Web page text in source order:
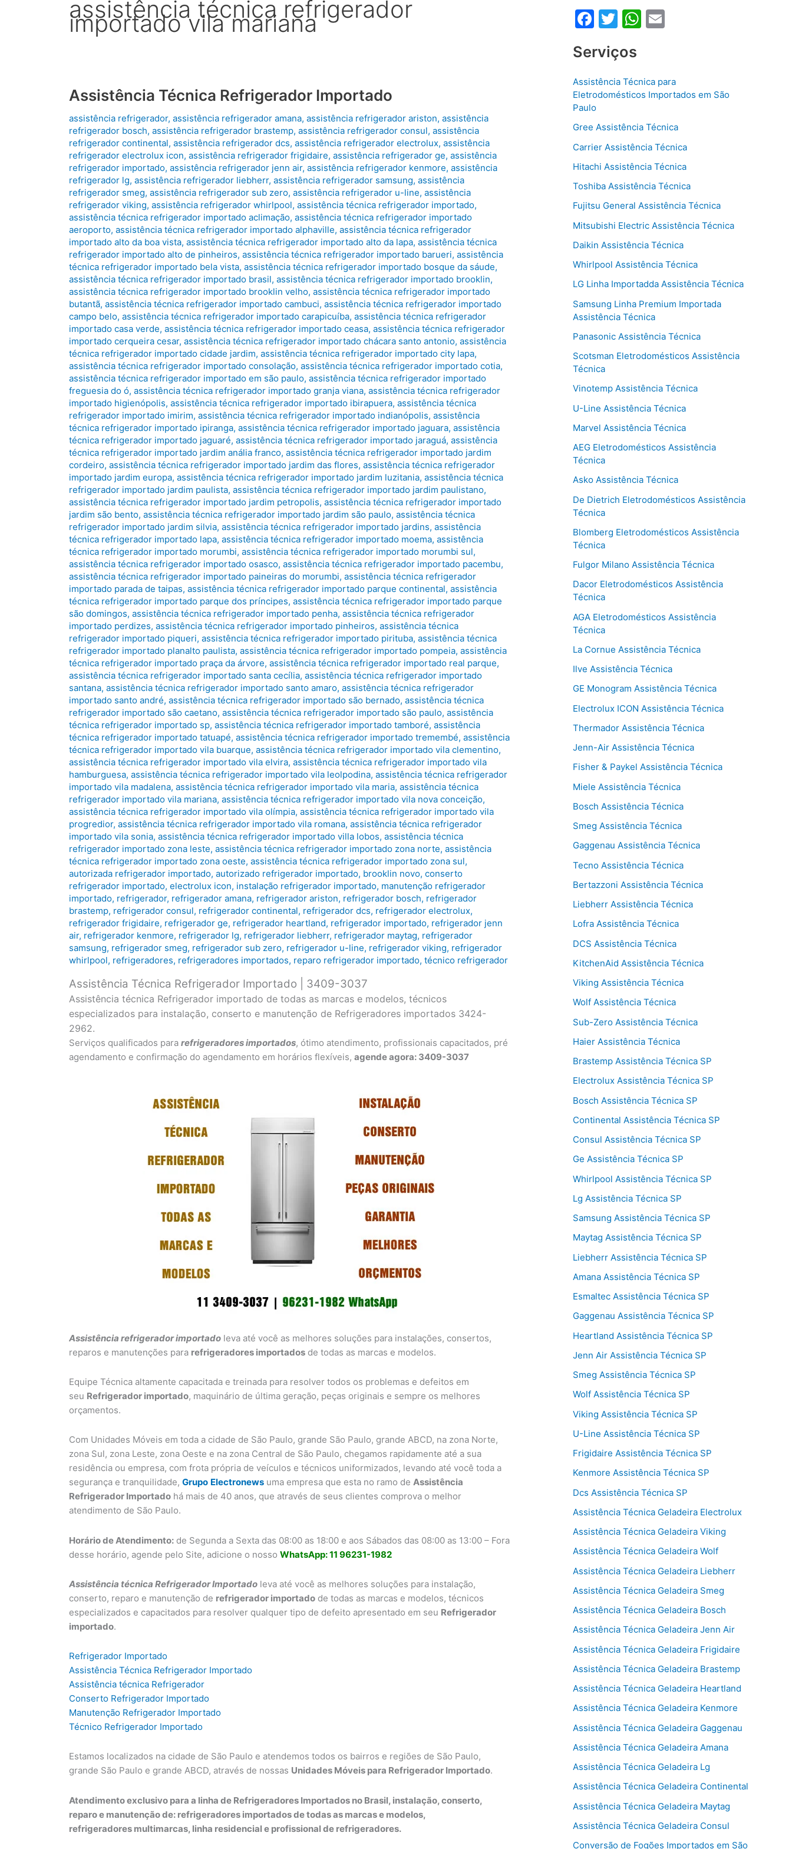
assistência técnica refrigerador
importado vila mariana
Assistência Técnica Refrigerador Importado
assistência refrigerador, assistência refrigerador amana, assistência refrigerador ariston, assistência
refrigerador bosch, assistência refrigerador brastemp, assistência refrigerador consul, assistência
refrigerador continental, assistência refrigerador dcs, assistência refrigerador electrolux, assistência
refrigerador electrolux icon, assistência refrigerador frigidaire, assistência refrigerador ge, assistência
refrigerador importado, assistência refrigerador jenn air, assistência refrigerador kenmore, assistência
refrigerador lg, assistência refrigerador liebherr, assistência refrigerador samsung, assistência
refrigerador smeg, assistência refrigerador sub zero, assistência refrigerador u-line, assistência
refrigerador viking, assistência refrigerador whirlpool, assistência técnica refrigerador importado,
assistência técnica refrigerador importado aclimação, assistência técnica refrigerador importado
aeroporto, assistência técnica refrigerador importado alphaville, assistência técnica refrigerador
importado alto da boa vista, assistência técnica refrigerador importado alto da lapa, assistência técnica
refrigerador importado alto de pinheiros, assistência técnica refrigerador importado barueri, assistência
técnica refrigerador importado bela vista, assistência técnica refrigerador importado bosque da sáude,
assistência técnica refrigerador importado brasil, assistência técnica refrigerador importado brooklin,
assistência técnica refrigerador importado brooklin velho, assistência técnica refrigerador importado
butantã, assistência técnica refrigerador importado cambuci, assistência técnica refrigerador importado
campo belo, assistência técnica refrigerador importado carapicuíba, assistência técnica refrigerador
importado casa verde, assistência técnica refrigerador importado ceasa, assistência técnica refrigerador
importado cerqueira cesar, assistência técnica refrigerador importado chácara santo antonio, assistência
técnica refrigerador importado cidade jardim, assistência técnica refrigerador importado city lapa,
assistência técnica refrigerador importado consolação, assistência técnica refrigerador importado cotia,
assistência técnica refrigerador importado em são paulo, assistência técnica refrigerador importado
freguesia do ó, assistência técnica refrigerador importado granja viana, assistência técnica refrigerador
importado higienópolis, assistência técnica refrigerador importado ibirapuera, assistência técnica
refrigerador importado imirim, assistência técnica refrigerador importado indianópolis, assistência
técnica refrigerador importado ipiranga, assistência técnica refrigerador importado jaguara, assistência
técnica refrigerador importado jaguaré, assistência técnica refrigerador importado jaraguá, assistência
técnica refrigerador importado jardim anália franco, assistência técnica refrigerador importado jardim
cordeiro, assistência técnica refrigerador importado jardim das flores, assistência técnica refrigerador
importado jardim europa, assistência técnica refrigerador importado jardim luzitania, assistência técnica
refrigerador importado jardim paulista, assistência técnica refrigerador importado jardim paulistano,
assistência técnica refrigerador importado jardim petropolis, assistência técnica refrigerador importado
jardim são bento, assistência técnica refrigerador importado jardim são paulo, assistência técnica
refrigerador importado jardim silvia, assistência técnica refrigerador importado jardins, assistência
técnica refrigerador importado lapa, assistência técnica refrigerador importado moema, assistência
técnica refrigerador importado morumbi, assistência técnica refrigerador importado morumbi sul,
assistência técnica refrigerador importado osasco, assistência técnica refrigerador importado pacembu,
assistência técnica refrigerador importado paineiras do morumbi, assistência técnica refrigerador
importado parada de taipas, assistência técnica refrigerador importado parque continental, assistência
técnica refrigerador importado parque dos príncipes, assistência técnica refrigerador importado parque
são domingos, assistência técnica refrigerador importado penha, assistência técnica refrigerador
importado perdizes, assistência técnica refrigerador importado pinheiros, assistência técnica
refrigerador importado piqueri, assistência técnica refrigerador importado pirituba, assistência técnica
refrigerador importado planalto paulista, assistência técnica refrigerador importado pompeia, assistência
técnica refrigerador importado praça da árvore, assistência técnica refrigerador importado real parque,
assistência técnica refrigerador importado santa cecília, assistência técnica refrigerador importado
santana, assistência técnica refrigerador importado santo amaro, assistência técnica refrigerador
importado santo andré, assistência técnica refrigerador importado são bernado, assistência técnica
refrigerador importado são caetano, assistência técnica refrigerador importado são paulo, assistência
técnica refrigerador importado sp, assistência técnica refrigerador importado tamboré, assistência
técnica refrigerador importado tatuapé, assistência técnica refrigerador importado tremembé, assistência
técnica refrigerador importado vila buarque, assistência técnica refrigerador importado vila clementino,
assistência técnica refrigerador importado vila elvira, assistência técnica refrigerador importado vila
hamburguesa, assistência técnica refrigerador importado vila leolpodina, assistência técnica refrigerador
importado vila madalena, assistência técnica refrigerador importado vila maria, assistência técnica
refrigerador importado vila mariana, assistência técnica refrigerador importado vila nova conceição,
assistência técnica refrigerador importado vila olímpia, assistência técnica refrigerador importado vila
progredior, assistência técnica refrigerador importado vila romana, assistência técnica refrigerador
importado vila sonia, assistência técnica refrigerador importado villa lobos, assistência técnica
refrigerador importado zona leste, assistência técnica refrigerador importado zona norte, assistência
técnica refrigerador importado zona oeste, assistência técnica refrigerador importado zona sul,
autorizada refrigerador importado, autorizado refrigerador importado, brooklin novo, conserto
refrigerador importado, electrolux icon, instalação refrigerador importado, manutenção refrigerador
importado, refrigerador, refrigerador amana, refrigerador ariston, refrigerador bosch, refrigerador
brastemp, refrigerador consul, refrigerador continental, refrigerador dcs, refrigerador electrolux,
refrigerador frigidaire, refrigerador ge, refrigerador heartland, refrigerador importado, refrigerador jenn
air, refrigerador kenmore, refrigerador lg, refrigerador liebherr, refrigerador maytag, refrigerador
samsung, refrigerador smeg, refrigerador sub zero, refrigerador u-line, refrigerador viking, refrigerador
whirlpool, refrigeradores, refrigeradores importados, reparo refrigerador importado, técnico refrigerador
Assistência Técnica Refrigerador Importado | 3409-3037
Assistência técnica Refrigerador importado de todas as marcas e modelos, técnicos
especializados para instalação, conserto e manutenção de Refrigeradores importados 3424-
2962.
Serviços qualificados para refrigeradoresimportados, ótimo atendimento, profissionais capacitados, pré
agendamento e confirmação do agendamento em horários flexíveis, agende agora: 3409-3037
Assistência refrigerador importado leva até você as melhores soluções para instalações, consertos,
reparos e manutenções para refrigeradores importados de todas as marcas e modelos.
Equipe Técnica altamente capacitada e treinada para resolver todos os problemas e defeitos em
seu Refrigerador importado, maquinário de última geração, peças originais e sempre os melhores
orçamentos.
Com Unidades Móveis em toda a cidade de São Paulo, grande São Paulo, grande ABCD, na zona Norte,
zona Sul, zona Leste, zona Oeste e na zona Central de São Paulo, chegamos rapidamente até a sua
residência ou empresa, com frota própria de veículos e técnicos uniformizados, levando até você toda a
segurança e tranquilidade, Grupo Electronews uma empresa que esta no ramo de Assistência
Refrigerador Importado há mais de 40 anos, que através de seus clientes comprova o melhor
atendimento de São Paulo.
Horário de Atendimento: de Segunda a Sexta das 08:00 as 18:00 e aos Sábados das 08:00 as 13:00 – Fora
desse horário, agende pelo Site, adicione o nosso WhatsApp: 11 96231-1982
Assistência técnica Refrigerador Importado leva até você as melhores soluções para instalação,
conserto, reparo e manutenção de refrigerador importado de todas as marcas e modelos, técnicos
especializados e capacitados para resolver qualquer tipo de defeito apresentado em seu Refrigerador
importado.
Refrigerador Importado
Assistência Técnica Refrigerador Importado
Assistência técnica Refrigerador
Conserto Refrigerador Importado
Manutenção Refrigerador Importado
Técnico Refrigerador Importado
Estamos localizados na cidade de São Paulo e atendemos todos os bairros e regiões de São Paulo,
grande São Paulo e grande ABCD, através de nossas Unidades Móveis para Refrigerador Importado.
Atendimento exclusivo para a linha de Refrigeradores Importados no Brasil, instalação, conserto,
reparo e manutenção de: refrigeradores importados de todas as marcas e modelos,
refrigeradores multimarcas, linha residencial e profissional de refrigeradores.
F
c
e
b
o
o
k
T
itt
er
W
s
A
p
l
Serviços
Assistência Técnica para
Eletrodomésticos Importados em São
Paulo
Gree Assistência Técnica
Carrier Assistência Técnica
Hitachi Assistência Técnica
Toshiba Assistência Técnica
Fujitsu General Assistência Técnica
Mitsubishi Electric Assistência Técnica
Daikin Assistência Técnica
Whirlpool Assistência Técnica
LG Linha Importadda Assistência Técnica
Samsung Linha Premium Importada
Assistência Técnica
Panasonic Assistência Técnica
Scotsman Eletrodomésticos Assistência
Técnica
Vinotemp Assistência Técnica
U-Line Assistência Técnica
Marvel Assistência Técnica
AEG Eletrodomésticos Assistência
Técnica
Asko Assistência Técnica
De Dietrich Eletrodomésticos Assistência
Técnica
Blomberg Eletrodomésticos Assistência
Técnica
Fulgor Milano Assistência Técnica
Dacor Eletrodomésticos Assistência
Técnica
AGA Eletrodomésticos Assistência
Técnica
La Cornue Assistência Técnica
Ilve Assistência Técnica
GE Monogram Assistência Técnica
Electrolux ICON Assistência Técnica
Thermador Assistência Técnica
Jenn-Air Assistência Técnica
Fisher & Paykel Assistência Técnica
Miele Assistência Técnica
Bosch Assistência Técnica
Smeg Assistência Técnica
Gaggenau Assistência Técnica
Tecno Assistência Técnica
Bertazzoni Assistência Técnica
Liebherr Assistência Técnica
Lofra Assistência Técnica
DCS Assistência Técnica
KitchenAid Assistência Técnica
Viking Assistência Técnica
Wolf Assistência Técnica
Sub-Zero Assistência Técnica
Haier Assistência Técnica
Brastemp Assistência Técnica SP
Electrolux Assistência Técnica SP
Bosch Assistência Técnica SP
Continental Assistência Técnica SP
Consul Assistência Técnica SP
Ge Assistência Técnica SP
Whirlpool Assistência Técnica SP
Lg Assistência Técnica SP
Samsung Assistência Técnica SP
Maytag Assistência Técnica SP
Liebherr Assistência Técnica SP
Amana Assistência Técnica SP
Esmaltec Assistência Técnica SP
Gaggenau Assistência Técnica SP
Heartland Assistência Técnica SP
Jenn Air Assistência Técnica SP
Smeg Assistência Técnica SP
Wolf Assistência Técnica SP
Viking Assistência Técnica SP
U-Line Assistência Técnica SP
Frigidaire Assistência Técnica SP
Kenmore Assistência Técnica SP
Dcs Assistência Técnica SP
Assistência Técnica Geladeira Electrolux
Assistência Técnica Geladeira Viking
Assistência Técnica Geladeira Wolf
Assistência Técnica Geladeira Liebherr
Assistência Técnica Geladeira Smeg
Assistência Técnica Geladeira Bosch
Assistência Técnica Geladeira Jenn Air
Assistência Técnica Geladeira Frigidaire
Assistência Técnica Geladeira Brastemp
Assistência Técnica Geladeira Heartland
Assistência Técnica Geladeira Kenmore
Assistência Técnica Geladeira Gaggenau
Assistência Técnica Geladeira Amana
Assistência Técnica Geladeira Lg
Assistência Técnica Geladeira Continental
Assistência Técnica Geladeira Maytag
Assistência Técnica Geladeira Consul
Conversão de Fogões Importados em São